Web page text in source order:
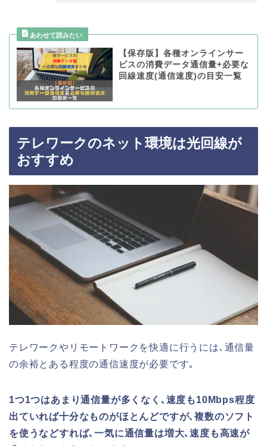
【保存版】各種オンラインサー
ビスの消費データ通信量+必要な
回線速度(通信速度)の目安一覧
テレワークのネット環境は光回線が
おすすめ
テレワークやリモートワークを快適に行うには､通信量
の余裕とある程度の通信速度が必要です｡
1つ1つはあまり通信量が多くなく､速度も10Mbps程度
出ていれば十分なものがほとんどですが､複数のソフト
を使うなどすれば､一気に通信量は増大､速度も高速が